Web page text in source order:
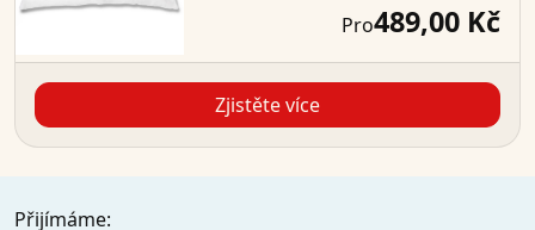
Pro489,00 Kč
Zjistěte více
Přijímáme: